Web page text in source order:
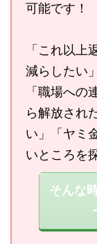
可能です！
「これ以上
減らしたい
「職場への
ら解放され
い」「ヤミ
いところを
そんな